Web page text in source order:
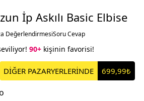
İp Askılı Basic Elbise
DeğerlendirmesiSoru Cevap
90+ kişinin favorisi!
DİĞER PAZARYERLERİNDE 699,99₺